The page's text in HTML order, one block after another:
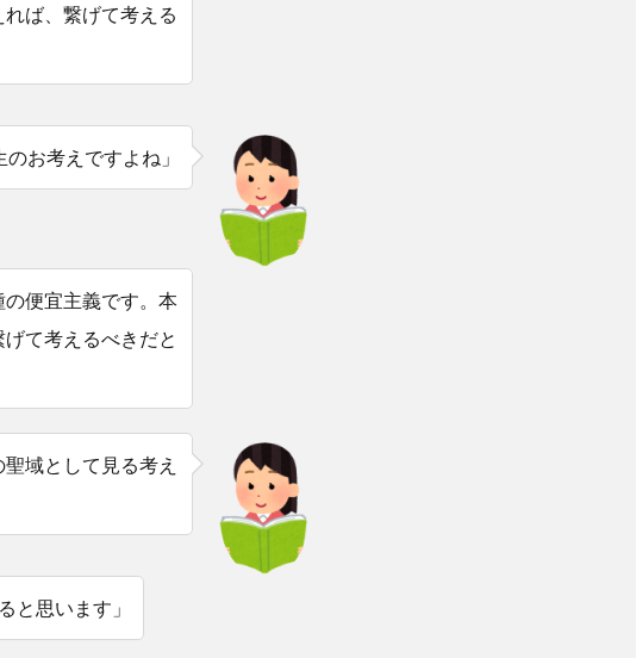
ば、繋げて考える
お考えですよね」
の便宜主義です。本
て考えるべきだと
域として見る考え
と思います」